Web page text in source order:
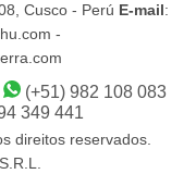
Cusco - Perú E-mail:
-
(+51) 982 108 083
349 441
direitos reservados.